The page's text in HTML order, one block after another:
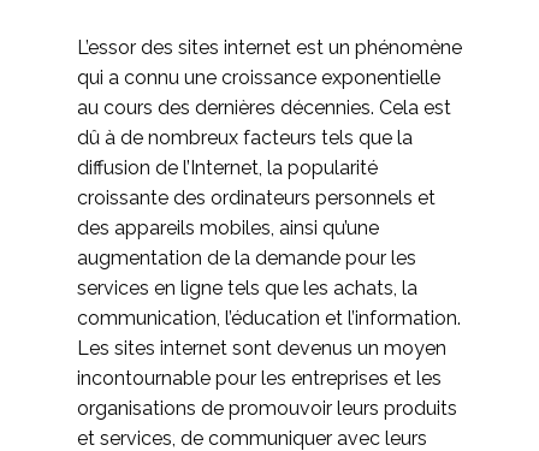
L’essor des sites internet est un phénomène
qui a connu une croissance exponentielle
au cours des dernières décennies. Cela est
dû à de nombreux facteurs tels que la
diffusion de l’Internet, la popularité
croissante des ordinateurs personnels et
des appareils mobiles, ainsi qu’une
augmentation de la demande pour les
services en ligne tels que les achats, la
communication, l’éducation et l’information.
Les sites internet sont devenus un moyen
incontournable pour les entreprises et les
organisations de promouvoir leurs produits
et services, de communiquer avec leurs